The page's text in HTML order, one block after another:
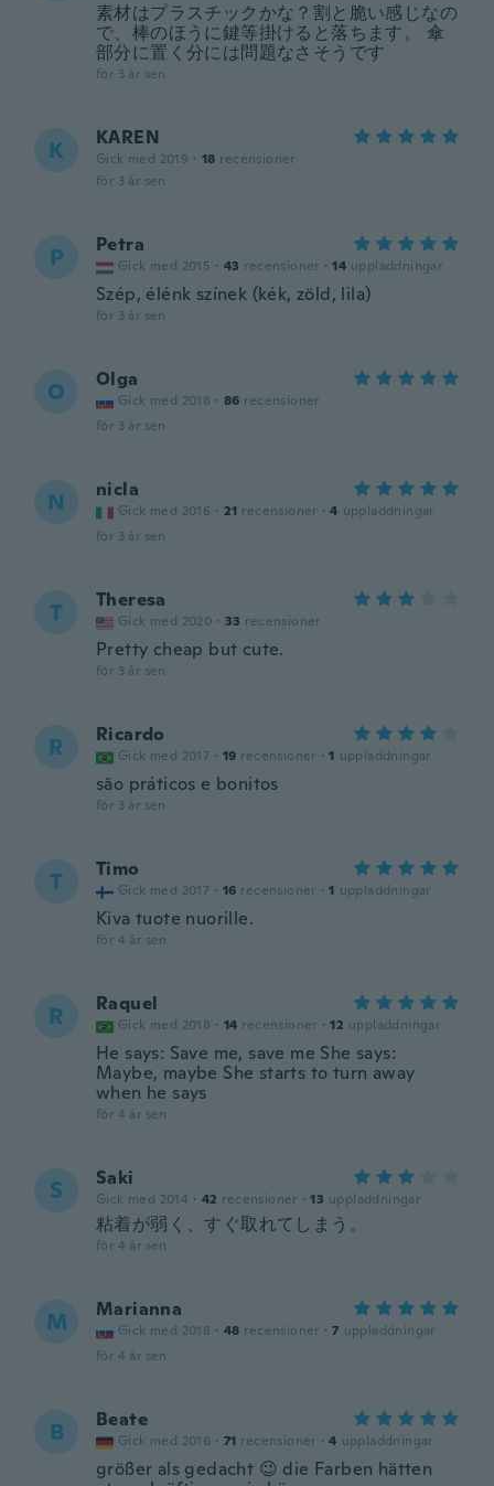
素材はプラスチックかな？割と脆い感じなの
で、棒のほうに鍵等掛けると落ちます。 傘
部分に置く分には問題なさそうです
för 3 år sen
K KAREN
Gick med 2019 · 18 recensioner
för 3 år sen
P Petra
Gick med 2015 · 43 recensioner · 14 uppladdningar
Szép, élénk színek (kék, zöld, lila)
för 3 år sen
O Olga
Gick med 2018 · 86 recensioner
för 3 år sen
N nicla
Gick med 2016 · 21 recensioner · 4 uppladdningar
för 3 år sen
T Theresa
Gick med 2020 · 33 recensioner
Pretty cheap but cute.
för 3 år sen
R Ricardo
Gick med 2017 · 19 recensioner · 1 uppladdningar
são práticos e bonitos
för 3 år sen
T Timo
Gick med 2017 · 16 recensioner · 1 uppladdningar
Kiva tuote nuorille.
för 4 år sen
R Raquel
Gick med 2018 · 14 recensioner · 12 uppladdningar
He says: Save me, save me She says:
Maybe, maybe She starts to turn away
when he says
för 4 år sen
S Saki
Gick med 2014 · 42 recensioner · 13 uppladdningar
粘着が弱く、すぐ取れてしまう。
för 4 år sen
M Marianna
Gick med 2018 · 48 recensioner · 7 uppladdningar
för 4 år sen
B Beate
Gick med 2016 · 71 recensioner · 4 uppladdningar
größer als gedacht 😉 die Farben hätten